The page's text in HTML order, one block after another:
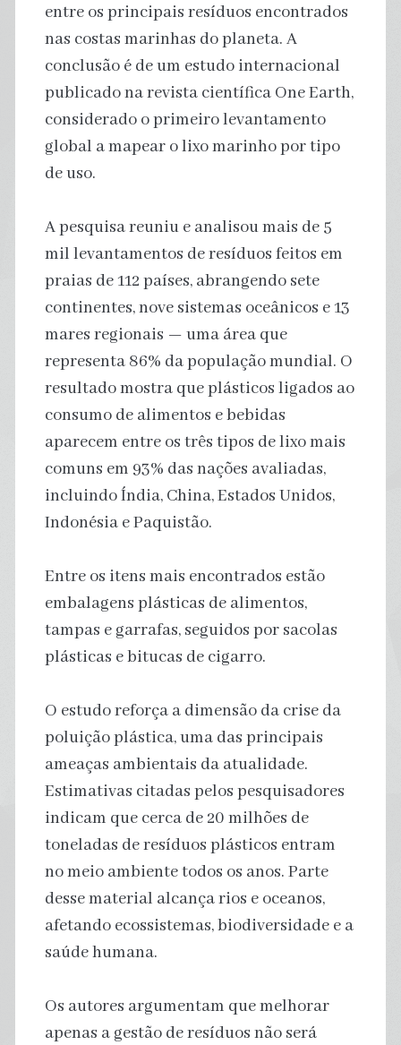
entre os principais resíduos encontrados
nas costas marinhas do planeta. A
conclusão é de um estudo internacional
publicado na revista científica One Earth,
considerado o primeiro levantamento
global a mapear o lixo marinho por tipo
de uso.
A pesquisa reuniu e analisou mais de 5
mil levantamentos de resíduos feitos em
praias de 112 países, abrangendo sete
continentes, nove sistemas oceânicos e 13
mares regionais — uma área que
representa 86% da população mundial. O
resultado mostra que plásticos ligados ao
consumo de alimentos e bebidas
aparecem entre os três tipos de lixo mais
comuns em 93% das nações avaliadas,
incluindo Índia, China, Estados Unidos,
Indonésia e Paquistão.
Entre os itens mais encontrados estão
embalagens plásticas de alimentos,
tampas e garrafas, seguidos por sacolas
plásticas e bitucas de cigarro.
O estudo reforça a dimensão da crise da
poluição plástica, uma das principais
ameaças ambientais da atualidade.
Estimativas citadas pelos pesquisadores
indicam que cerca de 20 milhões de
toneladas de resíduos plásticos entram
no meio ambiente todos os anos. Parte
desse material alcança rios e oceanos,
afetando ecossistemas, biodiversidade e a
saúde humana.
Os autores argumentam que melhorar
apenas a gestão de resíduos não será